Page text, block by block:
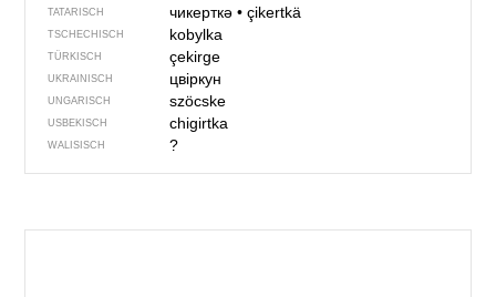
TATARISCH чикерткә• çikertkä
TSCHECHISCH kobylka
TÜRKISCH çekirge
UKRAINISCH цвіркун
UNGARISCH szöcske
USBEKISCH chigirtka
WALISISCH ?